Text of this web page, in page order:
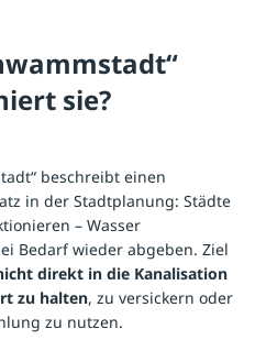
sie?
beschreibt einen
in der Stadtplanung: Städte
– Wasser
Bedarf wieder abgeben. Ziel
direkt in die Kanalisation
zu halten, zu versickern oder
zu nutzen.